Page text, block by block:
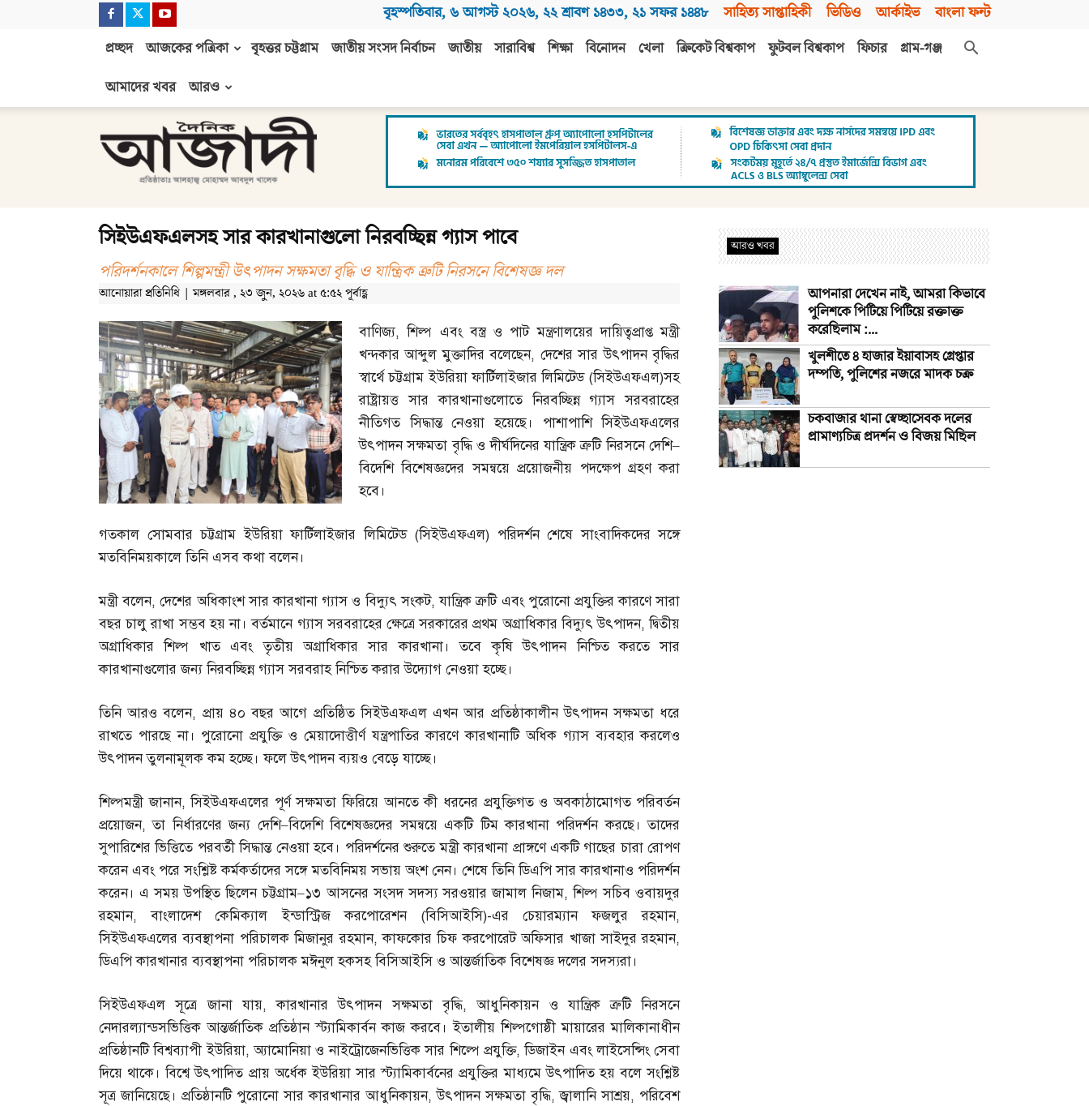
বৃহস্পতিবার, ৬ আগস্ট ২০২৬, ২২ শ্রাবণ ১৪৩৩, ২১ সফর ১৪৪৮ সাহিত্য সাপ্তাহিকী ভিডিও আর্কাইভ বাংলা ফন্ট
প্রচ্ছদ আজকের পত্রিকা বৃহত্তর চট্টগ্রাম জাতীয় সংসদ নির্বাচন জাতীয় সারাবিশ্ব শিক্ষা বিনোদন খেলা ক্রিকেট বিশ্বকাপ ফুটবল বিশ্বকাপ ফিচার
গ্রাম-গঞ্জ
আমাদের খবর
আরও
আজাদী
সিইউএফএলসহ সার কারখানাগুলো নিরবচ্ছিন্ন গ্যাস পাবে
পরিদর্শনকালে শিল্পমন্ত্রী উৎপাদন সক্ষমতা বৃদ্ধি ও যান্ত্রিক ত্রুটি নিরসনে বিশেষজ্ঞ দল
আনোয়ারা প্রতিনিধি | মঙ্গলবার , ২৩ জুন, ২০২৬ at ৫:৫২ পূর্বাহ্ণ
বাণিজ্য,শিল্প এবং বস্ত্র ও পাট মন্ত্রণালয়ের দায়িত্বপ্রাপ্ত মন্ত্রী
খন্দকার আব্দুল মুক্তাদির বলেছেন, দেশের সার উৎপাদন বৃদ্ধির
স্বার্থে চট্টগ্রাম ইউরিয়া ফার্টিলাইজার লিমিটেড (সিইউএফএল)সহ
রাষ্ট্রায়ত্ত সার কারখানাগুলোতে নিরবচ্ছিন্ন গ্যাস সরবরাহের
নীতিগত সিদ্ধান্ত নেওয়া হয়েছে। পাশাপাশি সিইউএফএলের
উৎপাদন সক্ষমতা বৃদ্ধি ও দীর্ঘদিনের যান্ত্রিক ত্রুটি নিরসনে দেশি–
বিদেশি বিশেষজ্ঞদের সমন্বয়ে প্রয়োজনীয় পদক্ষেপ গ্রহণ করা
হবে।
গতকাল সোমবার চট্টগ্রাম ইউরিয়া ফার্টিলাইজার লিমিটেড (সিইউএফএল) পরিদর্শন শেষে সাংবাদিকদের সঙ্গে
মতবিনিময়কালে তিনি এসব কথা বলেন।
মন্ত্রী বলেন,দেশের অধিকাংশ সার কারখানা গ্যাস ও বিদ্যুৎ সংকট,যান্ত্রিক ত্রুটি এবং পুরোনো প্রযুক্তির কারণে সারা
বছর চালু রাখা সম্ভব হয় না। বর্তমানে গ্যাস সরবরাহের ক্ষেত্রে সরকারের প্রথম অগ্রাধিকার বিদ্যুৎ উৎপাদন,দ্বিতীয়
অগ্রাধিকার শিল্প খাত এবং তৃতীয় অগ্রাধিকার সার কারখানা। তবে কৃষি উৎপাদন নিশ্চিত করতে সার
কারখানাগুলোর জন্য নিরবচ্ছিন্ন গ্যাস সরবরাহ নিশ্চিত করার উদ্যোগ নেওয়া হচ্ছে।
তিনি আরও বলেন, প্রায় ৪০ বছর আগে প্রতিষ্ঠিত সিইউএফএল এখন আর প্রতিষ্ঠাকালীন উৎপাদন সক্ষমতা ধরে
রাখতে পারছে না। পুরোনো প্রযুক্তি ও মেয়াদোত্তীর্ণ যন্ত্রপাতির কারণে কারখানাটি অধিক গ্যাস ব্যবহার করলেও
উৎপাদন তুলনামূলক কম হচ্ছে। ফলে উৎপাদন ব্যয়ও বেড়ে যাচ্ছে।
শিল্পমন্ত্রী জানান,সিইউএফএলের পূর্ণ সক্ষমতা ফিরিয়ে আনতে কী ধরনের প্রযুক্তিগত ও অবকাঠামোগত পরিবর্তন
প্রয়োজন,তা নির্ধারণের জন্য দেশি–বিদেশি বিশেষজ্ঞদের সমন্বয়ে একটি টিম কারখানা পরিদর্শন করছে। তাদের
সুপারিশের ভিত্তিতে পরবর্তী সিদ্ধান্ত নেওয়া হবে। পরিদর্শনের শুরুতে মন্ত্রী কারখানা প্রাঙ্গণে একটি গাছের চারা রোপণ
করেন এবং পরে সংশ্লিষ্ট কর্মকর্তাদের সঙ্গে মতবিনিময় সভায় অংশ নেন। শেষে তিনি ডিএপি সার কারখানাও পরিদর্শন
করেন। এ সময় উপস্থিত ছিলেন চট্টগ্রাম–১৩ আসনের সংসদ সদস্য সরওয়ার জামাল নিজাম,শিল্প সচিব ওবায়দুর
রহমান,বাংলাদেশ কেমিক্যাল ইন্ডাস্ট্রিজ করপোরেশন (বিসিআইসি)-এর চেয়ারম্যান ফজলুর রহমান,
সিইউএফএলের ব্যবস্থাপনা পরিচালক মিজানুর রহমান,কাফকোর চিফ করপোরেট অফিসার খাজা সাইদুর রহমান,
ডিএপি কারখানার ব্যবস্থাপনা পরিচালক মঈনুল হকসহ বিসিআইসি ও আন্তর্জাতিক বিশেষজ্ঞ দলের সদস্যরা।
সিইউএফএল সূত্রে জানা যায়,কারখানার উৎপাদন সক্ষমতা বৃদ্ধি,আধুনিকায়ন ও যান্ত্রিক ত্রুটি নিরসনে
নেদারল্যান্ডসভিত্তিক আন্তর্জাতিক প্রতিষ্ঠান স্ট্যামিকার্বন কাজ করবে। ইতালীয় শিল্পগোষ্ঠী মায়ারের মালিকানাধীন
প্রতিষ্ঠানটি বিশ্বব্যাপী ইউরিয়া,অ্যামোনিয়া ও নাইট্রোজেনভিত্তিক সার শিল্পে প্রযুক্তি,ডিজাইন এবং লাইসেন্সিং সেবা
দিয়ে থাকে। বিশ্বে উৎপাদিত প্রায় অর্ধেক ইউরিয়া সার স্ট্যামিকার্বনের প্রযুক্তির মাধ্যমে উৎপাদিত হয় বলে সংশ্লিষ্ট
সূত্র জানিয়েছে। প্রতিষ্ঠানটি পুরোনো সার কারখানার আধুনিকায়ন,উৎপাদন সক্ষমতা বৃদ্ধি,জ্বালানি সাশ্রয়, পরিবেশ
আরও খবর
আপনারা দেখেন নাই, আমরা কিভাবে
পুলিশকে পিটিয়ে পিটিয়ে রক্তাক্ত
করেছিলাম :...
খুলশীতে ৪ হাজার ইয়াবাসহ গ্রেপ্তার
দম্পতি, পুলিশের নজরে মাদক চক্র
চকবাজার থানা স্বেচ্ছাসেবক দলের
প্রামাণ্যচিত্র প্রদর্শন ও বিজয় মিছিল